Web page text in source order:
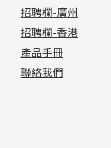
招聘欄-廣州
招聘欄-香港
產品手冊
聯絡我們